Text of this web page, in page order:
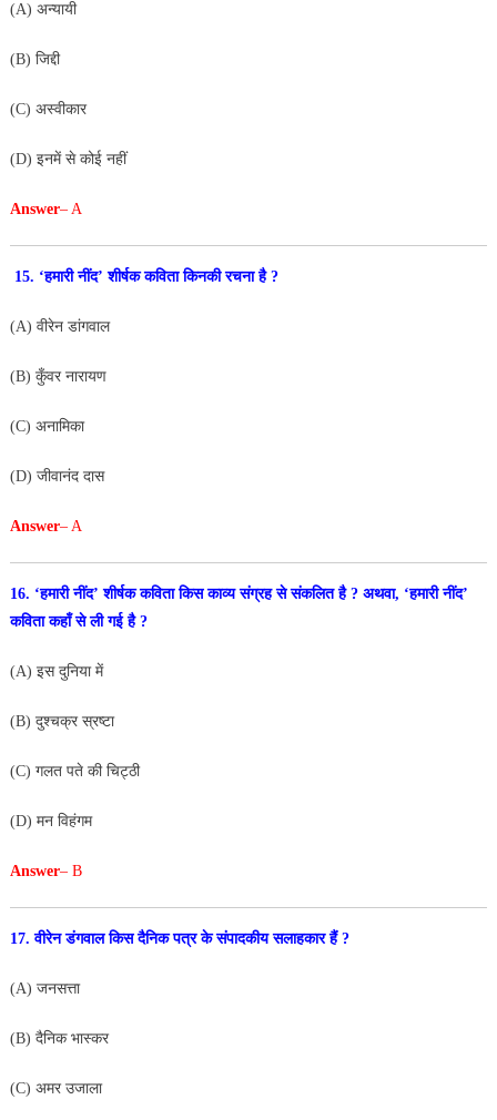
(A) अन्यायी
(B) जिद्दी
(C) अस्वीकार
(D) इनमें से कोई नहीं
Answer– A
15. ‘हमारी नींद’ शीर्षक कविता किनकी रचना है ?
(A) वीरेन डांगवाल
(B) कुँवर नारायण
(C) अनामिका
(D) जीवानंद दास
Answer– A
16. ‘हमारी नींद’ शीर्षक कविता किस काव्य संग्रह से संकलित है ? अथवा, ‘हमारी नींद’
कविता कहाँ से ली गई है ?
(A) इस दुनिया में
(B) दुश्चक्र स्रष्टा
(C) गलत पते की चिट्ठी
(D) मन विहंगम
Answer– B
17. वीरेन डंगवाल किस दैनिक पत्र के संपादकीय सलाहकार हैं ?
(A) जनसत्ता
(B) दैनिक भास्कर
(C) अमर उजाला